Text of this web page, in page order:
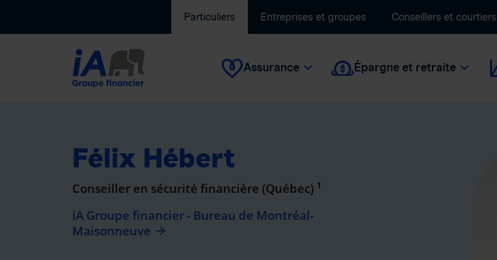
Particuliers Entreprises et groupes Conseillers et courtiers
Assurance Épargne et retraite
Félix Hébert
Conseiller en sécurité financière (Québec) 1
iA Groupe financier - Bureau de Montréal-
Maisonneuve